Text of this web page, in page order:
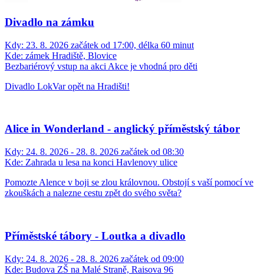
Divadlo na zámku
Kdy: 23. 8. 2026 začátek od 17:00, délka 60 minut
Kde: zámek Hradiště, Blovice
Bezbariérový vstup na akci Akce je vhodná pro děti
Divadlo LokVar opět na Hradišti!
Alice in Wonderland - anglický příměstský tábor
Kdy: 24. 8. 2026 - 28. 8. 2026 začátek od 08:30
Kde: Zahrada u lesa na konci Havlenovy ulice
Pomozte Alence v boji se zlou královnou. Obstojí s vaší pomocí ve
zkouškách a nalezne cestu zpět do svého světa?
Příměstské tábory - Loutka a divadlo
Kdy: 24. 8. 2026 - 28. 8. 2026 začátek od 09:00
Kde: Budova ZŠ na Malé Straně, Raisova 96